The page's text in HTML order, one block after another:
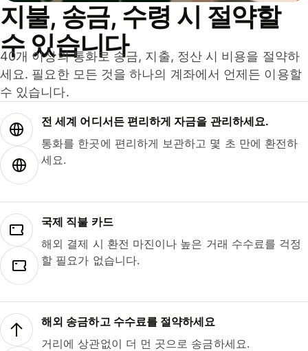
지불, 송금, 수령 시 절약할
수 있습니다
40개 이상의 통화로 송금, 지출, 정산 시 비용을 절약하
세요. 필요한 모든 것을 하나의 계좌에서 언제든 이용할
수 있습니다.
전 세계 어디서든 편리하게 자금을 관리하세요.
통화를 한곳에 편리하게 보관하고 몇 초 만에 환전하
세요.
국제 직불 카드
해외 결제 시 환전 마진이나 높은 거래 수수료를 걱정
할 필요가 없습니다.
해외 송금하고 수수료를 절약하세요
거리에 상관없이 더 먼 곳으로 송금하세요.